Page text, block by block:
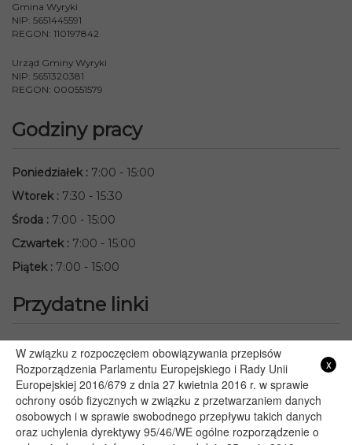
Gmina Wyryki
NIP: 5651445591
REGON: 110197842
Urząd Gminy Wyryki
NIP: 5651320381
REGON: 000551579
Godziny pracy
Poniedziałek: 7:00 - 15:00
Wtorek: 7:30 - 15:30
Środa : 7:00 - 15:00
Czwartek: 7:00 - 15:00
Piątek: 7:00 - 15:00
Przydatne linki
Starostwo Powiatowe we Włodawie
Lubelski Urząd Wojewódzki w Lublinie
Urząd Marszałkowski Województwa Lubelskiego w Lublinie
Serwis Rzeczypospolitej Polskiej
PGE – Planowane wyłączenia prądu
x
W związku z rozpoczęciem obowiązywania przepisów
Rozporządzenia Parlamentu Europejskiego i Rady Unii
Europejskiej 2016/679 z dnia 27 kwietnia 2016 r. w sprawie
ochrony osób fizycznych w związku z przetwarzaniem danych
osobowych i w sprawie swobodnego przepływu takich danych
oraz uchylenia dyrektywy 95/46/WE ogólne rozporządzenie o